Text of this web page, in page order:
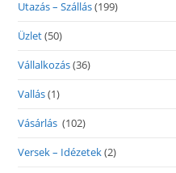
Utazás – Szállás(199)
Üzlet(50)
Vállalkozás(36)
Vallás(1)
Vásárlás (102)
Versek – Idézetek(2)